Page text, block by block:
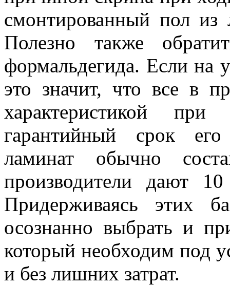
смонтированный пол из
Полезно также
формальдегида. Если на
это значит, что все в
характеристикой
гарантийный срок
ламинат обычно
производители дают
Придерживаясь этих
осознанно выбрать и
который необходим под
и без лишних затрат.